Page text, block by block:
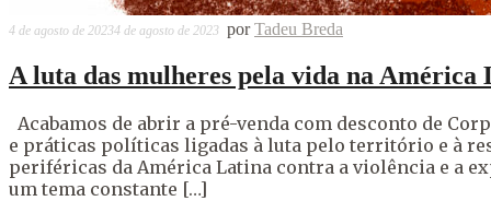
4 de agosto de 20234 de agosto de 2023 porTadeu Breda
A luta das mulheres pela vida na América
Acabamos de abrir a pré-venda com desconto de
e práticas políticas ligadas à luta pelo território e à
periféricas da América Latina contra a violência e a
um tema constante […]